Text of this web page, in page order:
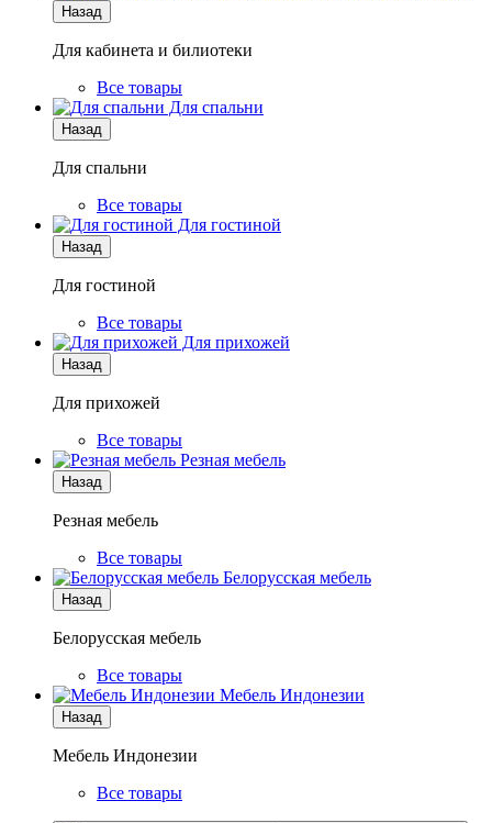
Назад
Для кабинета и билиотеки
Все товары
Для спальни
Назад
Для спальни
Все товары
Для гостиной
Назад
Для гостиной
Все товары
Для прихожей
Назад
Для прихожей
Все товары
Резная мебель
Назад
Резная мебель
Все товары
Белорусская мебель
Назад
Белорусская мебель
Все товары
Мебель Индонезии
Назад
Мебель Индонезии
Все товары